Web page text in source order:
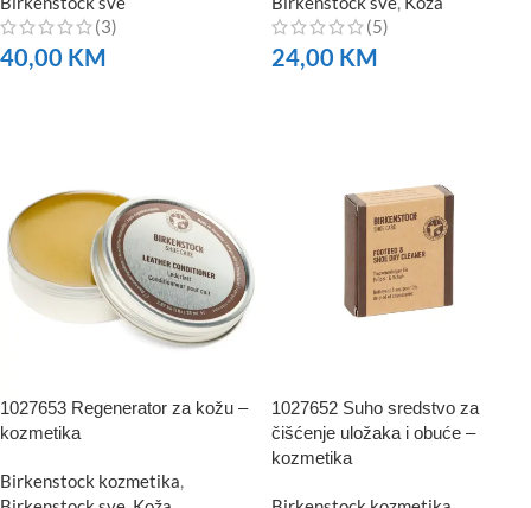
(3)
40,00 KM
(5)
24,00 KM
1027653 Regenerator za kožu –
kozmetika
Birkenstock kozmetika
1027652 Suho sredstvo za
čišćenje uložaka i obuće –
kozmetika